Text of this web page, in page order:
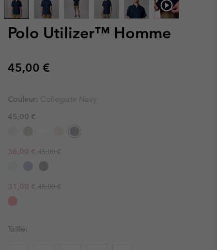
Polo Utilizer™ Homme
Regular price:
45,00 €
Couleur: Collegiate Navy
45,00 €
Sale price:
36,00 € Regular price:
45,00 €
Sale price:
31,00 € Regular price:
45,00 €
Taille: